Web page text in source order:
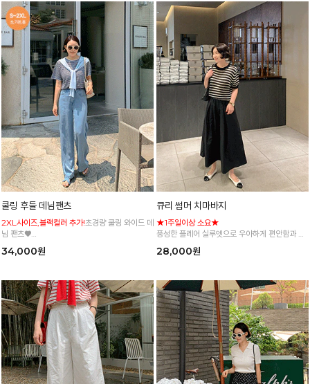
쿨링 후들 데님팬츠
2XL사이즈,블랙컬러 추가!초경량 쿨링 와이드 데
님 팬츠♥
사이즈 세분화로 누구나 편하고 쉽게 입어요
34,000원
큐리 썸머 치마바지
★1주일이상 소요★
풍성한 플레어 실루엣으로 우아하게 편안함과 스
타일을 모두 갖춘 밴딩 와이드 팬츠
*주문폭주로 인한 입고지연·순차발송 진행중
28,000원